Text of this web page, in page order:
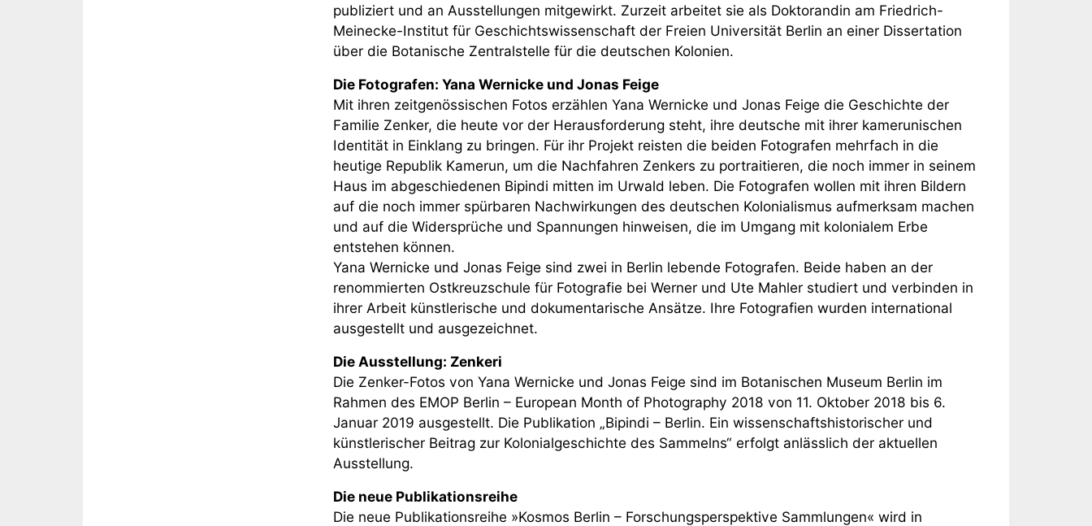
publiziert und an Ausstellungen mitgewirkt. Zurzeit arbeitet sie als Doktorandin am Friedrich-
Meinecke-Institut für Geschichtswissenschaft der Freien Universität Berlin an einer Dissertation
über die Botanische Zentralstelle für die deutschen Kolonien.
Die Fotografen: Yana Wernicke und Jonas Feige
Mit ihren zeitgenössischen Fotos erzählen Yana Wernicke und Jonas Feige die Geschichte der
Familie Zenker, die heute vor der Herausforderung steht, ihre deutsche mit ihrer kamerunischen
Identität in Einklang zu bringen. Für ihr Projekt reisten die beiden Fotografen mehrfach in die
heutige Republik Kamerun, um die Nachfahren Zenkers zu portraitieren, die noch immer in seinem
Haus im abgeschiedenen Bipindi mitten im Urwald leben. Die Fotografen wollen mit ihren Bildern
auf die noch immer spürbaren Nachwirkungen des deutschen Kolonialismus aufmerksam machen
und auf die Widersprüche und Spannungen hinweisen, die im Umgang mit kolonialem Erbe
entstehen können.
Yana Wernicke und Jonas Feige sind zwei in Berlin lebende Fotografen. Beide haben an der
renommierten Ostkreuzschule für Fotografie bei Werner und Ute Mahler studiert und verbinden in
ihrer Arbeit künstlerische und dokumentarische Ansätze. Ihre Fotografien wurden international
ausgestellt und ausgezeichnet.
Die Ausstellung: Zenkeri
Die Zenker-Fotos von Yana Wernicke und Jonas Feige sind im Botanischen Museum Berlin im
Rahmen des EMOP Berlin – European Month of Photography 2018 von 11. Oktober 2018 bis 6.
Januar 2019 ausgestellt. Die Publikation „Bipindi – Berlin. Ein wissenschaftshistorischer und
künstlerischer Beitrag zur Kolonialgeschichte des Sammelns“ erfolgt anlässlich der aktuellen
Ausstellung.
Die neue Publikationsreihe
Die neue Publikationsreihe »Kosmos Berlin – Forschungsperspektive Sammlungen« wird in